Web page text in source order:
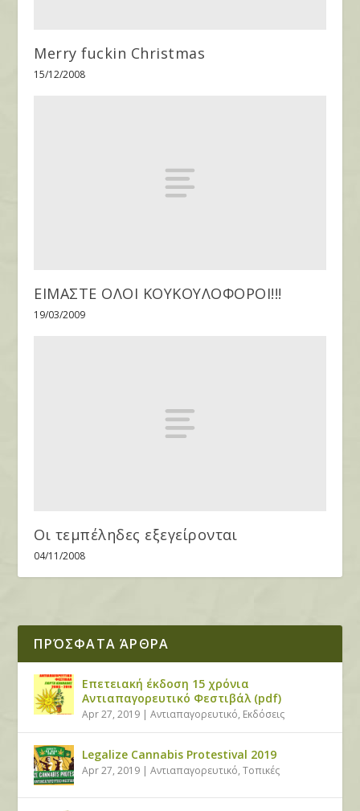
Merry fuckin Christmas
15/12/2008
ΕΙΜΑΣΤΕ ΟΛΟΙ ΚΟΥΚΟΥΛΟΦΟΡΟΙ!!!
19/03/2009
Οι τεμπέληδες εξεγείρονται
04/11/2008
ΠΡΌΣΦΑΤΑ ΆΡΘΡΑ
Επετειακή έκδοση 15 χρόνια
Αντιαπαγορευτικό Φεστιβάλ (pdf)
Apr 27, 2019 |Αντιαπαγορευτικό, Εκδόσεις
Legalize Cannabis Protestival 2019
Apr 27, 2019 |Αντιαπαγορευτικό,Τοπικές